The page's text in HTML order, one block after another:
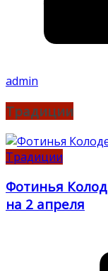
admin
Традиции
Традиции
Фотинья
на 2 апреля